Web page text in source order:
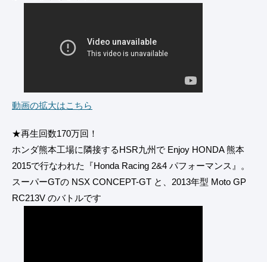
動画の拡大はこちら
★再生回数170万回！
ホンダ熊本工場に隣接するHSR九州で Enjoy HONDA 熊本
2015で行なわれた『Honda Racing 2&4 パフォーマンス』。
スーパーGTの NSX CONCEPT-GT と、2013年型 Moto GP
RC213V のバトルです